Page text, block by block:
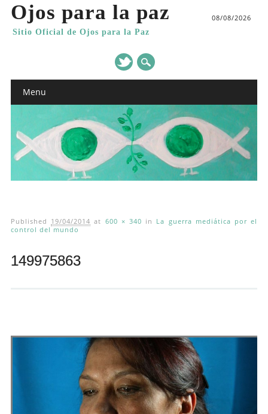
Ojos para la paz
Sitio Oficial de Ojos para la Paz
08/08/2026
Main menu
Menu
Published 19/04/2014 at 600 × 340 in La guerra mediática por el
control del mundo
149975863